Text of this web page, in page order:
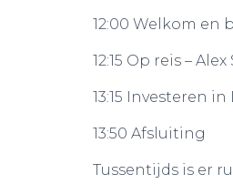
12:00 Welkom en
12:15 Op reis – Alex
13:15 Investeren
13:50 Afsluiting
Tussentijds is er